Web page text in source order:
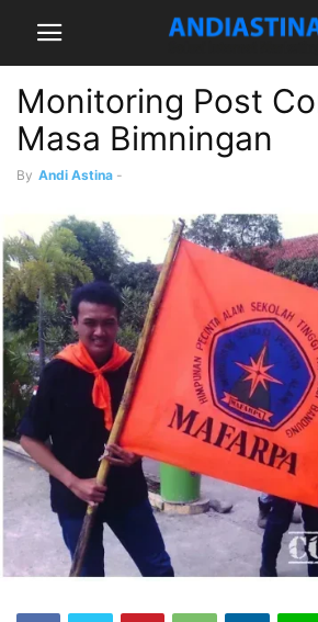
Monitoring Post
Masa Bimningan
By Andi Astina -